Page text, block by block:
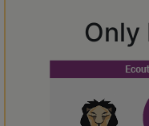
Only